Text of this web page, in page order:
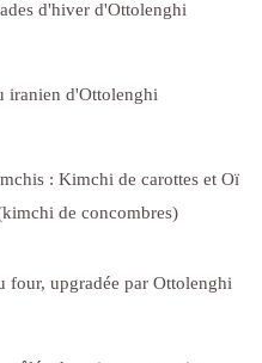
d'hiver d'Ottolenghi
iranien d'Ottolenghi
: Kimchi de carottes et Oï
de concombres)
four, upgradée par Ottolenghi